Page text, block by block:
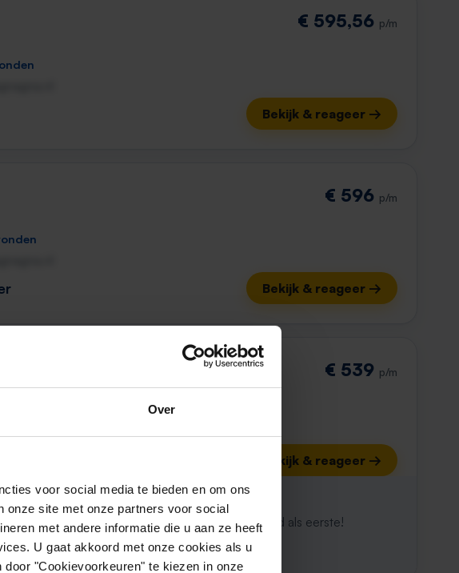
Over
voor social media te bieden en om ons
onze site met onze partners voor social
met andere informatie die u aan ze heeft
U gaat akkoord met onze cookies als u
"Cookievoorkeuren" te kiezen in onze
€ 595,56 p/m
Bekijk & reageer →
€ 596 p/m
Bekijk & reageer →
€ 539 p/m
gevonden
Bekijk & reageer →
is waarschijnlijk al weg
om kans te maken. Met Rent.nl ben je altijd als eerste!
niet →